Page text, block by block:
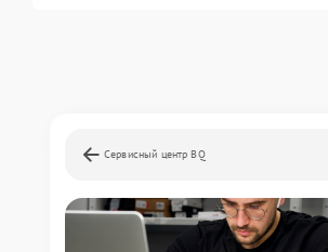
Сервисный центр BQ